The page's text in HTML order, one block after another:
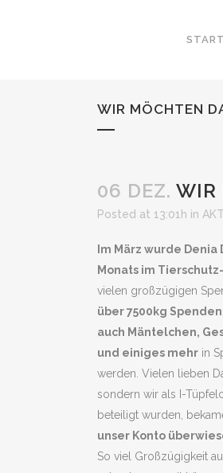
WIR MÖCHTEN
06 DEZ. WIR
Posted at 13:01h in
Im März wurde Denia
Monats im
vielen großzügigen
über 7500kg
auch Mäntelchen,
und einiges mehr in
werden. Vielen lieben
sondern wir als I-
beteiligt wurden,
unser Konto
So viel Großzügigkeit